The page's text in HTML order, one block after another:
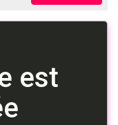
est